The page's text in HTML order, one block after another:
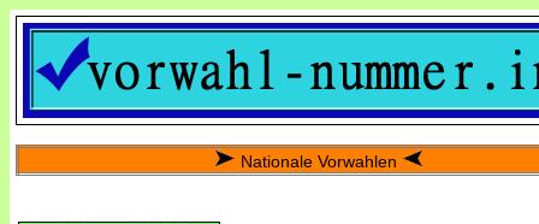
Nationale Vorwahlen